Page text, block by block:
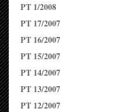
PT 1/2008
PT 17/2007
PT 16/2007
PT 15/2007
PT 14/2007
PT 13/2007
PT 12/2007